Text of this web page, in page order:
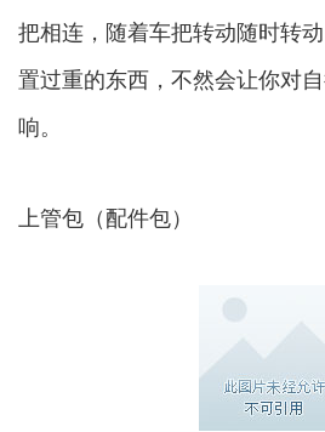
把相连，随着车把转动随时转
置过重的东西，不然会让你对
响。
上管包（配件包）